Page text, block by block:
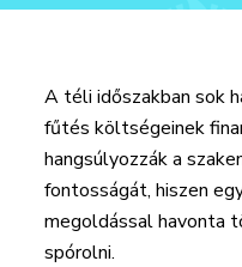
A téli időszakban sok
fűtés költségeinek
hangsúlyozzák a
fontosságát, hiszen
megoldással havonta
spórolni.